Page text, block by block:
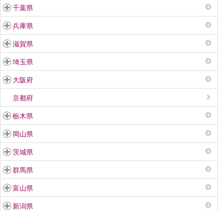
千葉県
兵庫県
滋賀県
埼玉県
大阪府
京都府
栃木県
岡山県
茨城県
群馬県
富山県
新潟県